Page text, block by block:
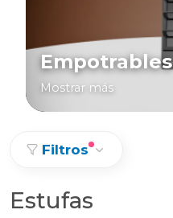
Empotrables
Mostrar más
Filtros
Estufas